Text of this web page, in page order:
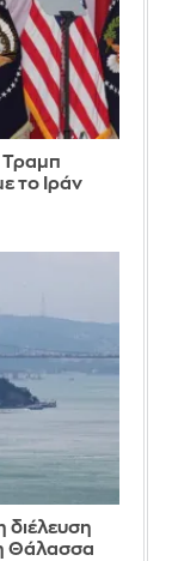
Τραμπ
το Ιράν
διέλευση
Θάλασσα